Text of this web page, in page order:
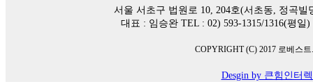
서울 서초구 법원로 10, 204호(서초동, 정곡빌
대표 : 임승완 TEL : 02) 593-1315/1316(평일
COPYRIGHT (C) 2017 로베스트
Desgin by 큰힘인터